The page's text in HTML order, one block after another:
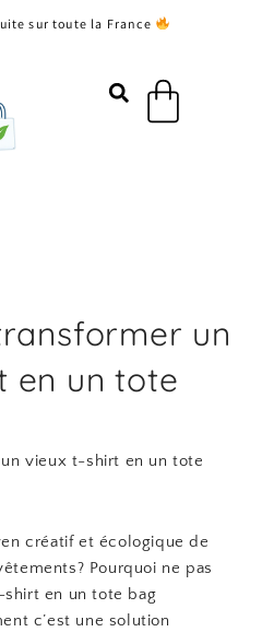
sur toute la France
Panier
un
en un tote
vieux t-shirt en un tote
créatif et écologique de
Pourquoi ne pas
en un tote bag
c’est une solution